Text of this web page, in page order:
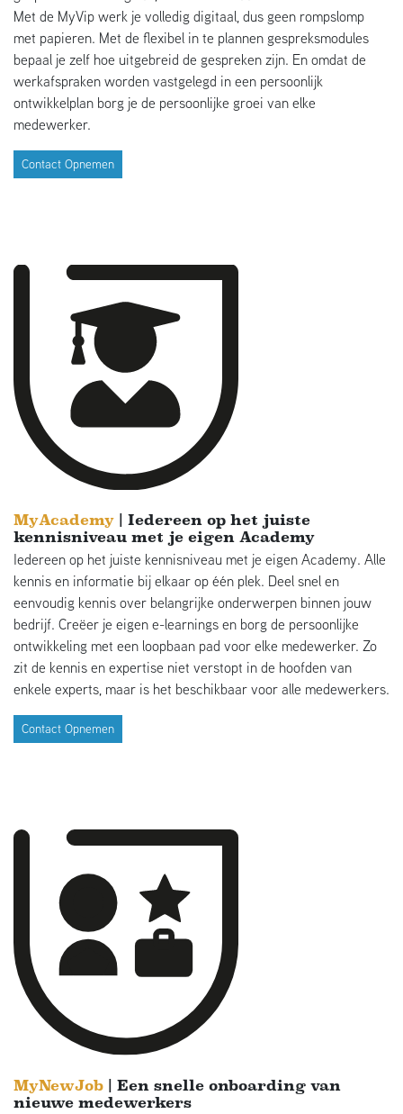
Met de MyVip werk je volledig digitaal, dus geen rompslomp
met papieren. Met de flexibel in te plannen gespreksmodules
bepaal je zelf hoe uitgebreid de gespreken zijn. En omdat de
werkafspraken worden vastgelegd in een persoonlijk
ontwikkelplan borg je de persoonlijke groei van elke
medewerker.
Contact Opnemen
MyAcademy | Iedereen op het juiste
kennisniveau met je eigen Academy
Iedereen op het juiste kennisniveau met je eigen Academy. Alle
kennis en informatie bij elkaar op één plek. Deel snel en
eenvoudig kennis over belangrijke onderwerpen binnen jouw
bedrijf. Creëer je eigen e-learnings en borg de persoonlijke
ontwikkeling met een loopbaan pad voor elke medewerker. Zo
zit de kennis en expertise niet verstopt in de hoofden van
enkele experts, maar is het beschikbaar voor alle medewerkers.
Contact Opnemen
MyNewJob | Een snelle onboarding van
nieuwe medewerkers